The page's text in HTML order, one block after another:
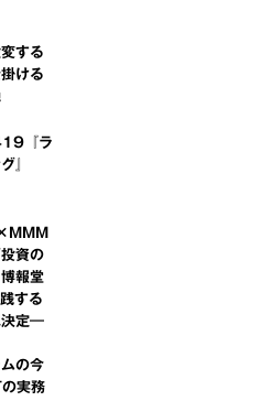
する
ける
『ラ
』
資の
報堂
する
決定―
の今
実務